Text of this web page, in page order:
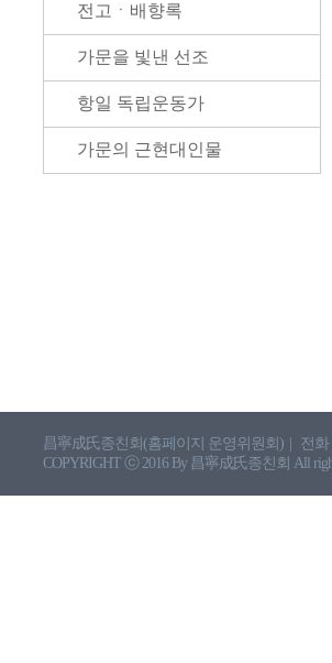
전고ㆍ배향록
가문을 빛낸 선조
항일 독립운동가
가문의 근현대인물
昌寧成氏종친회(홈페이지 운영위원회) 전화
COPYRIGHT ⓒ 2016 By 昌寧成氏종친회 All